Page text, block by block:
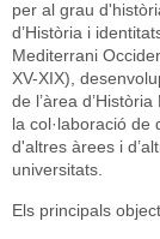
per al grau
d’Història i
Mediterrani
XV-XIX),
de l’àrea
la col·laboració de
d'altres àrees i
universitats.
Els principals